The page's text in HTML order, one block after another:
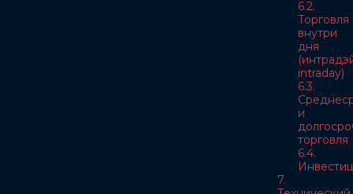
6.2.
Торговля
внутри
дня
intraday)
6.3.
и
торговля
6.4.
7.